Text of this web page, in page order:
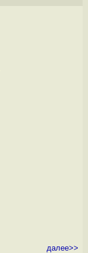
далее>>